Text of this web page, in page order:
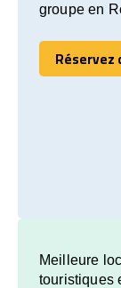
groupe en
Réservez
Réservez
Meilleure
touristiques